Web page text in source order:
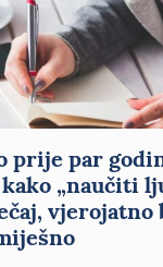
prije par
„naučiti
vjerojatno